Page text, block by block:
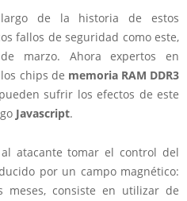
de la historia de estos
fallos de seguridad como este,
marzo. Ahora expertos en
chips de memoria RAM DDR3
pueden sufrir los efectos de este
Javascript.
atacante tomar el control del
por un campo magnético:
meses, consiste en utilizar de